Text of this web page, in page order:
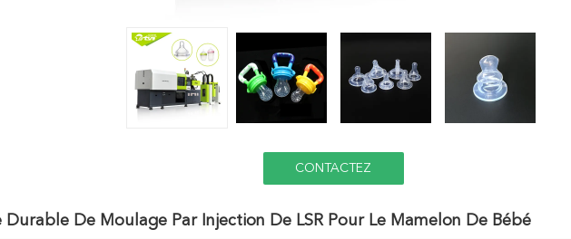
CONTACTEZ
Durable De Moulage Par Injection De LSR Pour Le Mamelon De Bébé